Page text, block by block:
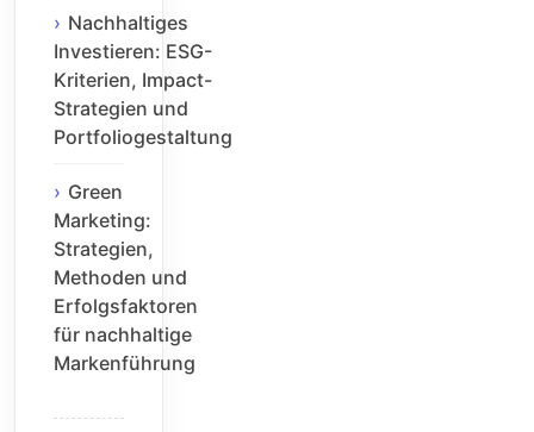
Nachhaltiges
Investieren: ESG-
Kriterien, Impact-
Strategien und
Portfoliogestaltung
Green
Marketing:
Strategien,
Methoden und
Erfolgsfaktoren
für nachhaltige
Markenführung